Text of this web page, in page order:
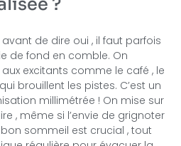
?
de dire oui , il faut parfois
de fond en comble. On
excitants comme le café , le
brouillent les pistes. C’est un
millimétrée ! On mise sur
, même si l’envie de grignoter
sommeil est crucial , tout